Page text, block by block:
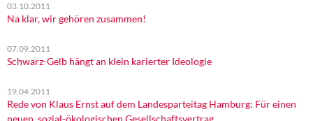
03.10.2011
Na klar, wir gehören zusammen!
07.09.2011
Schwarz-Gelb hängt an klein karierter Ideologie
19.04.2011
Rede von Klaus Ernst auf dem Landesparteitag Hamburg: Für einen
neuen, sozial-ökologischen Gesellschaftsvertrag.